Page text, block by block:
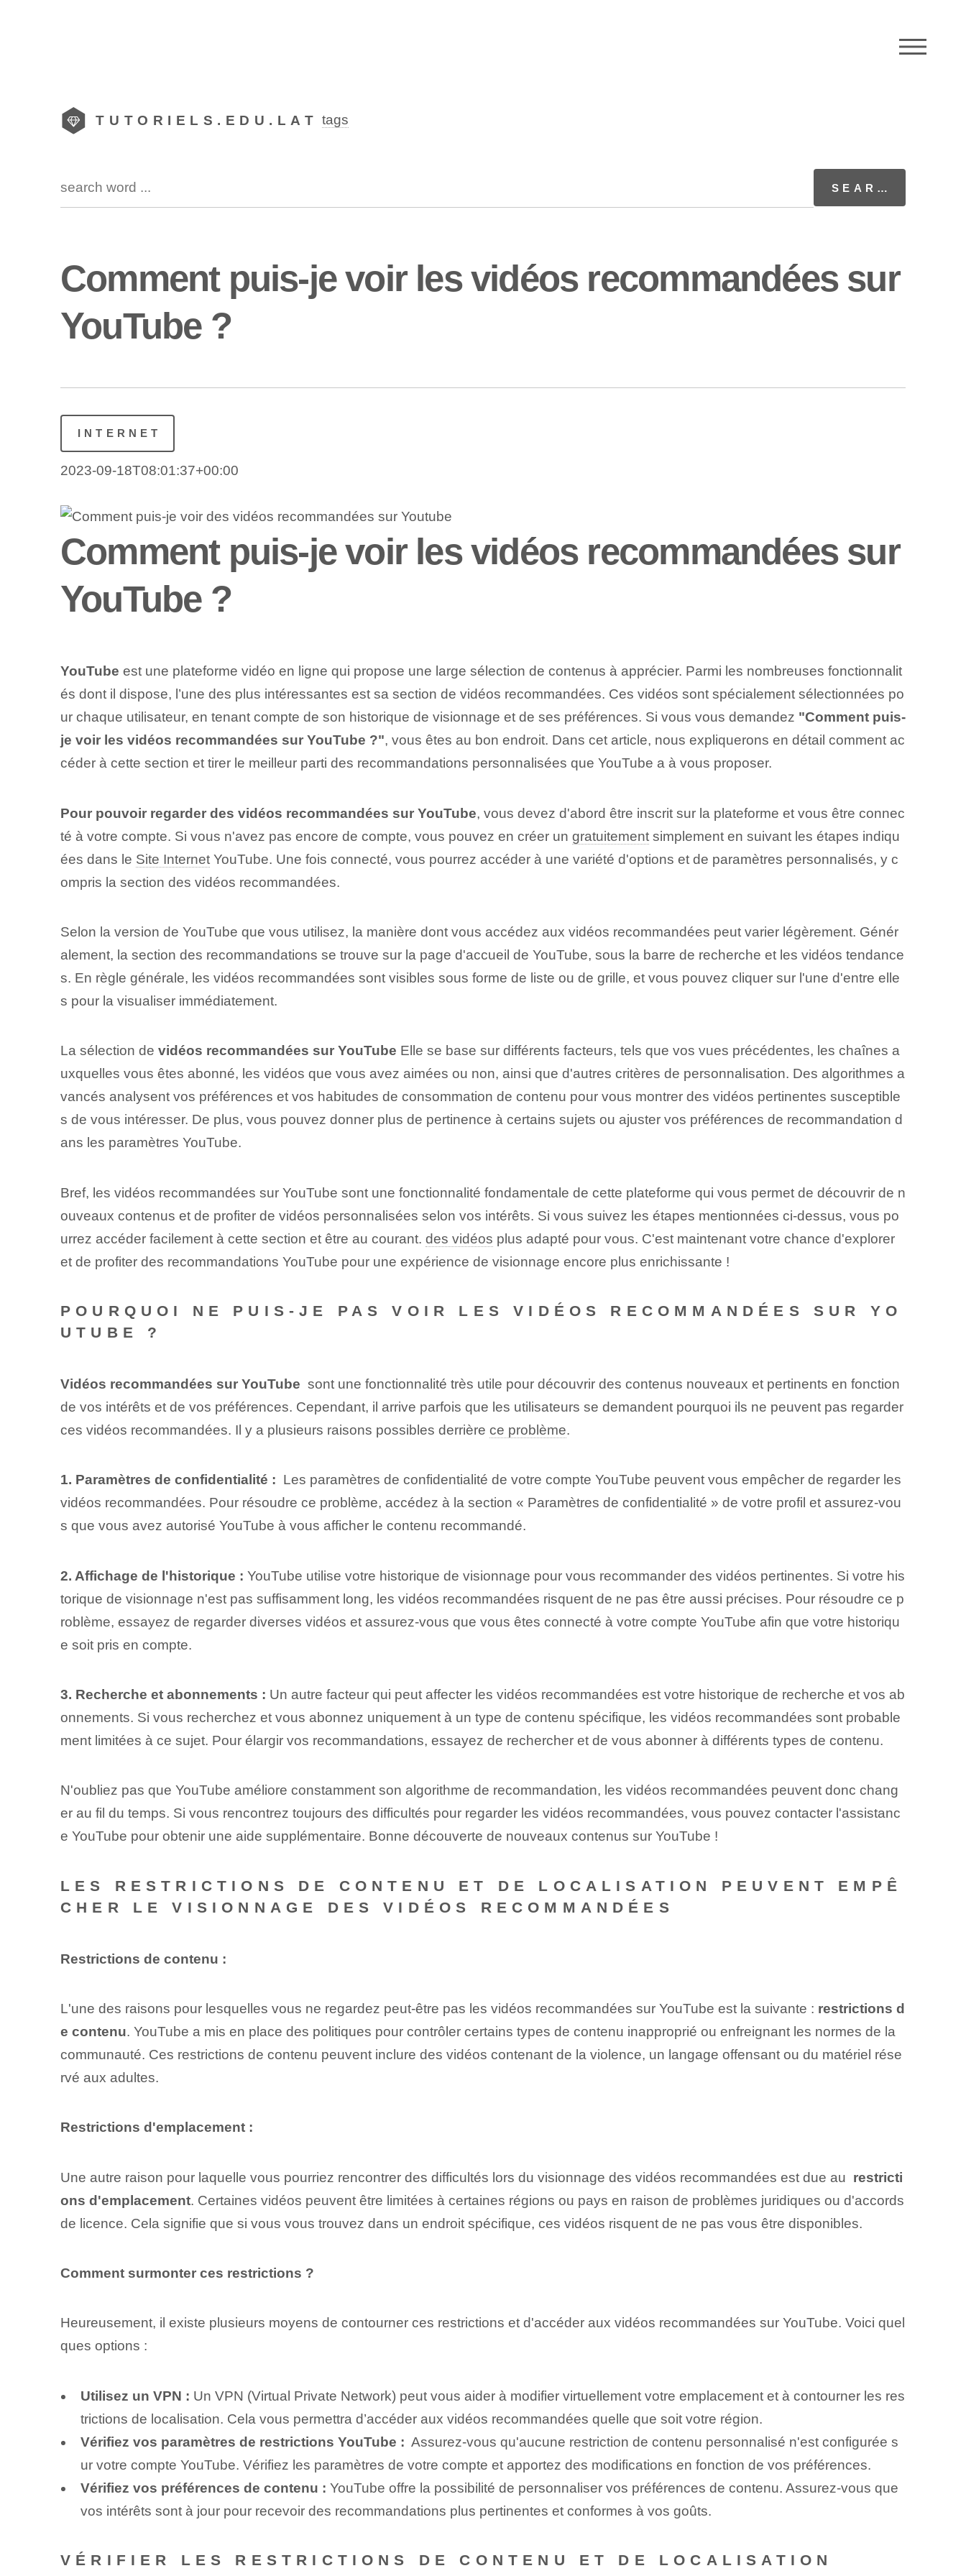
TUTORIELS.EDU.LAT tags
Comment puis-je voir les vidéos recommandées sur
YouTube ?
INTERNET
2023-09-18T08:01:37+00:00
Comment puis-je voir les vidéos recommandées sur
YouTube ?
YouTube est une plateforme vidéo en ligne qui propose une large sélection de contenus à apprécier. Parmi les nombreuses fonctionnalit
és dont il dispose, l’une des plus intéressantes est sa section de vidéos recommandées. Ces vidéos sont spécialement sélectionnées po
ur chaque utilisateur, en tenant compte de son historique de visionnage et de ses préférences. Si vous vous demandez "Comment puis-
je voir les vidéos recommandées sur YouTube ?", ‌vous êtes au bon endroit. Dans cet article, nous expliquerons en détail comment ac
céder à cette section et tirer le meilleur parti des recommandations personnalisées que YouTube a à vous proposer.
Pour pouvoir regarder des vidéos recommandées sur YouTube, vous devez d'abord⁢ être⁣ inscrit sur la⁤ plateforme et vous être connec
té⁣ à votre⁣ compte. Si vous n'avez pas encore de compte, vous pouvez en créer un gratuitementsimplement en suivant les étapes indiqu
ées dans le Site InternetYouTube. Une fois connecté, vous pourrez accéder à une variété d'options et de paramètres personnalisés, y c
ompris la section des vidéos recommandées.
Selon la version de YouTube que vous utilisez, la manière dont vous accédez aux vidéos recommandées peut varier légèrement. Génér
alement, la section des recommandations se trouve sur la page d'accueil de YouTube, sous la barre de recherche et les vidéos tendance
s. En règle générale, les vidéos recommandées sont visibles sous forme de liste ou de grille, et vous pouvez cliquer sur l'une d'entre elle
s pour la visualiser immédiatement.
La sélection de vidéos recommandées sur YouTube Elle se base sur différents facteurs, tels que vos vues précédentes, les chaînes a
uxquelles vous êtes abonné, les vidéos que vous avez aimées ou non, ainsi que d'autres critères de personnalisation. Des algorithmes a
vancés analysent vos préférences et vos habitudes de consommation de contenu pour vous montrer des vidéos pertinentes susceptible
s de vous intéresser. ⁢De plus, vous pouvez donner plus de pertinence à certains sujets ou ajuster vos préférences de recommandation d
ans les paramètres ⁤YouTube.
Bref, les vidéos recommandées sur YouTube sont une fonctionnalité fondamentale de cette plateforme qui vous permet de découvrir de n
ouveaux contenus et de profiter de vidéos personnalisées selon vos intérêts. Si vous suivez les étapes mentionnées ci-dessus, vous po
urrez accéder facilement à cette section et être au courant. des vidéos plus adapté pour vous. C'est maintenant votre chance d'explorer
et de profiter des recommandations YouTube‌ pour une expérience de visionnage encore plus enrichissante !
POURQUOI NE PUIS-JE PAS VOIR LES VIDÉOS RECOMMANDÉES SUR YO
UTUBE ?
Vidéos recommandées sur YouTube ‌ sont une fonctionnalité très utile pour découvrir ⁤des contenus nouveaux et pertinents en fonction
de vos intérêts⁢ et de vos préférences.​ Cependant,⁢ il arrive parfois que les utilisateurs se demandent⁢ pourquoi ils ne peuvent pas regarder
ces vidéos recommandées. Il y a plusieurs raisons possibles derrière⁢ ce problème.
1. Paramètres de confidentialité : ⁣ Les paramètres de ⁢confidentialité‌ de votre compte YouTube peuvent vous empêcher de regarder les
vidéos recommandées. Pour résoudre ce problème, accédez à la section « Paramètres de confidentialité » de votre profil et assurez-vou
s que vous avez autorisé YouTube à vous afficher le contenu recommandé.
2. Affichage de l'historique : YouTube utilise votre historique de visionnage pour vous recommander des vidéos pertinentes. Si votre his
torique de visionnage n'est pas suffisamment long, les vidéos recommandées risquent de ne pas être aussi précises. Pour résoudre ce p
roblème, essayez de regarder diverses vidéos et assurez-vous que vous êtes connecté à votre compte YouTube afin que votre historiqu
e soit pris en compte.
3. ‌Recherche et abonnements : Un autre facteur qui peut affecter les vidéos recommandées est votre historique de recherche et vos ab
onnements. Si vous recherchez et vous abonnez uniquement à un type de contenu spécifique, les vidéos recommandées sont probable
ment limitées à ce sujet. Pour élargir vos recommandations, essayez de rechercher et de vous abonner à différents types de contenu.
N'oubliez pas que YouTube améliore constamment son algorithme de recommandation, les vidéos recommandées peuvent donc chang
er au fil du temps. Si vous rencontrez toujours des difficultés pour regarder les vidéos recommandées, vous pouvez contacter l'assistanc
e YouTube pour obtenir une aide supplémentaire. Bonne découverte de nouveaux contenus sur YouTube !
LES RESTRICTIONS DE CONTENU ET DE LOCALISATION PEUVENT EMPÊ
CHER LE VISIONNAGE DES VIDÉOS RECOMMANDÉES
Restrictions de contenu :
L'une⁤ des raisons⁢ pour lesquelles vous ne regardez peut-être pas les vidéos recommandées⁤ sur YouTube est la suivante : restrictions d
e contenu. YouTube a mis en place des politiques pour contrôler certains types de contenu inapproprié ou enfreignant les normes de la
communauté. Ces restrictions de contenu peuvent inclure des vidéos contenant de la violence, un langage offensant ou du matériel rése
rvé aux adultes.
Restrictions d'emplacement :
Une autre raison pour laquelle vous pourriez rencontrer des difficultés lors du visionnage des vidéos recommandées est due au ⁤ restricti
ons d'emplacement. Certaines vidéos peuvent être limitées à certaines régions ou pays en raison de problèmes juridiques ou d'accords
de licence. Cela signifie que si vous vous trouvez dans un endroit spécifique, ces vidéos risquent de ne pas vous être disponibles.
Comment surmonter ces restrictions ?
Heureusement, il existe plusieurs moyens de contourner ces restrictions et d'accéder aux vidéos recommandées sur YouTube. Voici quel
ques options :
Utilisez un VPN : Un VPN (Virtual Private Network) peut vous aider à modifier virtuellement votre emplacement et à contourner les res
trictions de localisation. Cela vous permettra d’accéder aux vidéos recommandées quelle que soit votre région.
Vérifiez vos paramètres de restrictions YouTube : ⁤ Assurez-vous qu'aucune restriction de contenu personnalisé n'est configurée s
ur votre compte YouTube. Vérifiez les paramètres de votre compte et apportez des modifications en fonction de vos préférences.
Vérifiez vos préférences de contenu : YouTube‍ offre la possibilité de personnaliser vos préférences de contenu. Assurez-vous que
vos intérêts sont à jour pour recevoir des recommandations plus pertinentes et conformes à vos goûts.
VÉRIFIER LES RESTRICTIONS DE CONTENU ET DE LOCALISATION